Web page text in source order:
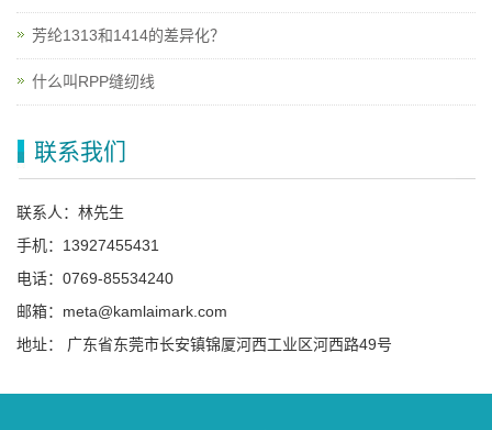
芳纶1313和1414的差异化？
什么叫RPP缝纫线
联系我们
联系人：林先生
手机：13927455431
电话：0769-85534240
邮箱：meta@kamlaimark.com
地址： 广东省东莞市长安镇锦厦河西工业区河西路49号